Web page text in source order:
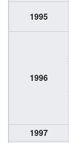
1995
1996
1997